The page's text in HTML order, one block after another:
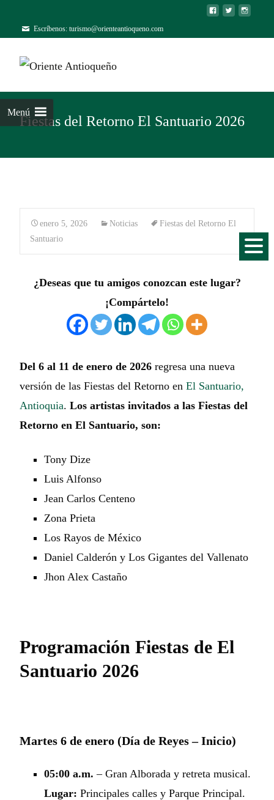
Escríbenos: turismo@orienteantioqueno.com
Menú
Fiestas del Retorno El Santuario 2026
enero 5, 2026 Noticias
Fiestas del Retorno El
Santuario
¿Deseas que tu amigos conozcan este lugar?
¡Compártelo!
Del 6 al 11 de enero de 2026 regresa una nueva
versión de las Fiestas del Retorno en El Santuario,
Antioquia. Los artistas invitados a las Fiestas del
Retorno en El Santuario, son:
Tony Dize
Luis Alfonso
Jean Carlos Centeno
Zona Prieta
Los Rayos de México
Daniel Calderón y Los Gigantes del Vallenato
Jhon Alex Castaño
Programación Fiestas de El
Santuario 2026
Martes 6 de enero (Día de Reyes – Inicio)
05:00 a.m. – Gran Alborada y retreta musical.
Lugar: Principales calles y Parque Principal.